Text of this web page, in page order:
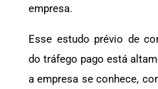
empresa.
Esse estudo prévio de
do tráfego pago está
a empresa se conhece,